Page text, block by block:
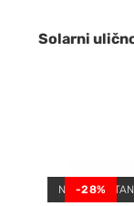
Solarni
NEMA NA
-28%